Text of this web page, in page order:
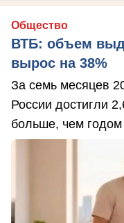
Общество
ВТБ: объем
вырос на 38%
За семь месяцев
России достигли
больше, чем годом